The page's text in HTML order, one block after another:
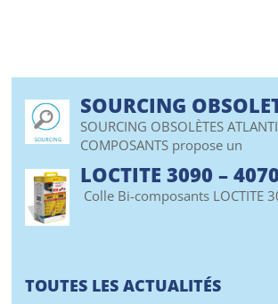
SOURCING
SOURCING OBSOLÈTES
COMPOSANTS propose un
LOCTITE 3090 – 4070
Colle Bi-composants
TOUTES LES ACTUALITÉS